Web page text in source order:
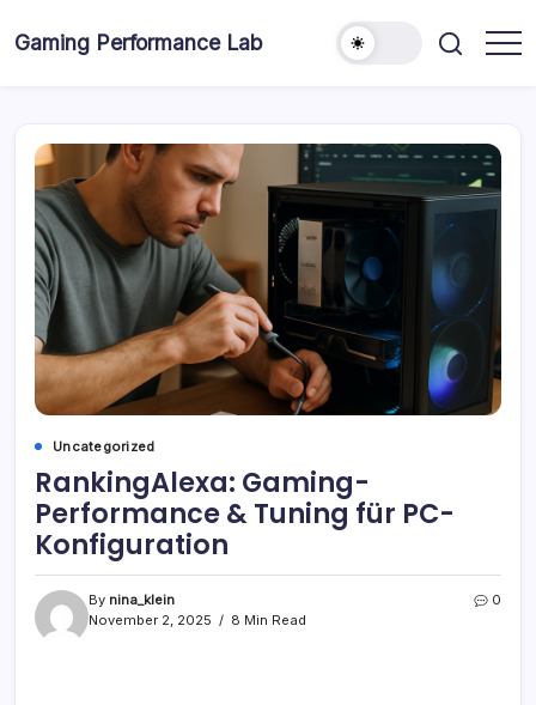
Gaming Performance Lab
Uncategorized
RankingAlexa: Gaming-
Performance & Tuning für PC-
Konfiguration
By nina_klein
November 2, 2025
8 Min Read
0